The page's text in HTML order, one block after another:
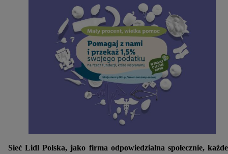
Sieć Lidl Polska, jako firma odpowiedzialna społecznie,